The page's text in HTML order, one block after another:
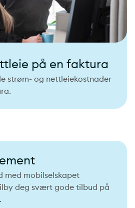
på en faktura
strøm- og nettleiekostnader
med mobilselskapet
deg svært gode tilbud på